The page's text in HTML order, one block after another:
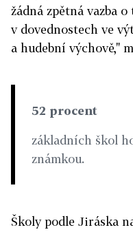
žádná zpětná vazba
v dovednostech ve
a hudební výchově,"
52 procent
základních škol
známkou.
Školy podle Jiráska